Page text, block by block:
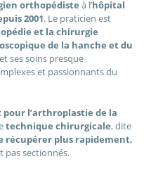
orthopédiste à l’hôpital
2001. Le praticien est
et la chirurgie
de la hanche et du
ses soins presque
et passionnants du
l’arthroplastie de la
technique chirurgicale, dite
récupérer plus rapidement,
pas sectionnés.